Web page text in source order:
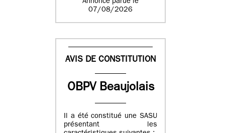
Annonce parue le
07/08/2026
AVIS DE CONSTITUTION
OBPV Beaujolais
Il a été constitué une SASU
présentant les